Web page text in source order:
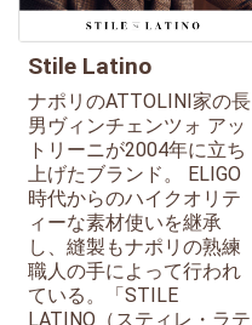
Stile Latino
ナポリのATTOLINI家の長
男ヴィンチェンツォ アッ
トリーニが2004年に立ち
上げたブランド。 ELIGO
時代からのハイクオリテ
ィーな素材使いを継承
し、縫製もナポリの熟練
職人の手によって行われ
ている。「STILE
LATINO（スティレ・ラテ